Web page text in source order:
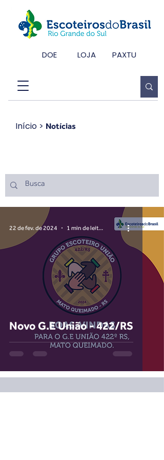
DOE LOJA PAXTU
Início > Notícias
Novo G.E União - 422/RS
22 de fev. de 2024 1 min de leitura